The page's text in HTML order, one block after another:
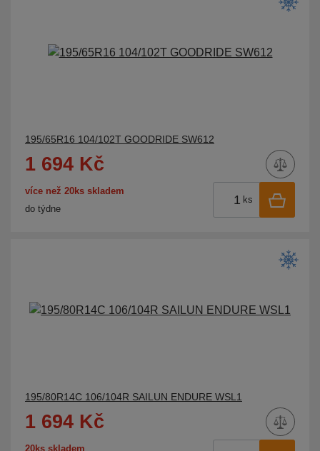
195/65R16 104/102T GOODRIDE SW612
1 694 Kč
více než 20ks skladem
do týdne
ks
195/80R14C 106/104R SAILUN ENDURE WSL1
1 694 Kč
20ks skladem